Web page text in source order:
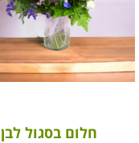
חלום בסגול לבן